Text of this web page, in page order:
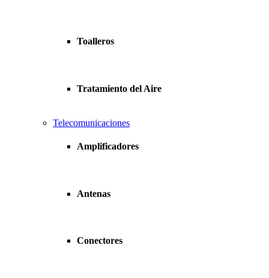
Toalleros
Tratamiento del Aire
Telecomunicaciones
Amplificadores
Antenas
Conectores